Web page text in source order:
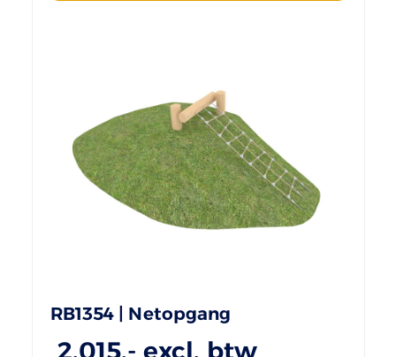
RB1354 | Netopgang
2.015,- excl. btw